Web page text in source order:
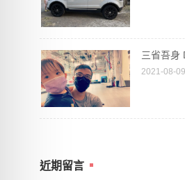
三省吾身
2021-08-09
近期留言